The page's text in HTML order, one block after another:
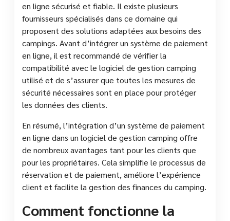
en ligne sécurisé et fiable. Il existe plusieurs
fournisseurs spécialisés dans ce domaine qui
proposent des solutions adaptées aux besoins des
campings. Avant d’intégrer un système de paiement
en ligne, il est recommandé de vérifier la
compatibilité avec le logiciel de gestion camping
utilisé et de s’assurer que toutes les mesures de
sécurité nécessaires sont en place pour protéger
les données des clients.
En résumé, l’intégration d’un système de paiement
en ligne dans un logiciel de gestion camping offre
de nombreux avantages tant pour les clients que
pour les propriétaires. Cela simplifie le processus de
réservation et de paiement, améliore l’expérience
client et facilite la gestion des finances du camping.
Comment fonctionne la